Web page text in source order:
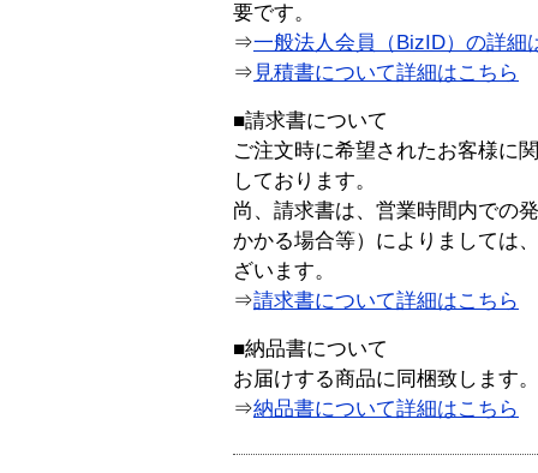
要です。
⇒一般法人会員（BizID）の詳細
⇒ 見積書について詳細はこちら
■請求書について
ご注文時に希望されたお客様に
しております。
尚、請求書は、営業時間内での
かかる場合等）によりましては
ざいます。
⇒請求書について詳細はこちら
■納品書について
お届けする商品に同梱致します。
⇒納品書について詳細はこちら